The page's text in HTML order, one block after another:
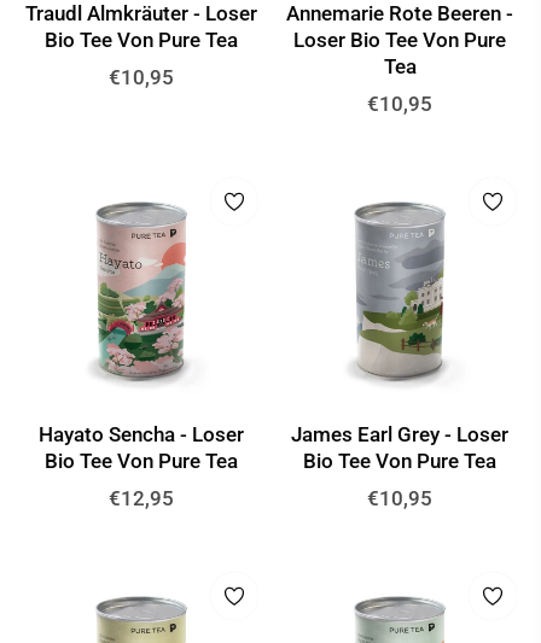
Traudl Almkräuter - Loser
Bio Tee Von Pure Tea
Normaler
€10,95
Annemarie Rote Beeren -
Loser Bio Tee Von Pure
Tea
Normaler
€10,95
Hayato Sencha - Loser
Bio Tee Von Pure Tea
Normaler
€12,95
James Earl Grey - Loser
Bio Tee Von Pure Tea
Normaler
€10,95